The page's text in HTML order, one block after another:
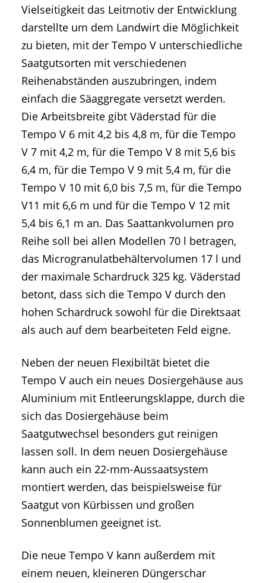
Vielseitigkeit das Leitmotiv der Entwicklung
darstellte um dem Landwirt die Möglichkeit
zu bieten, mit der Tempo V unterschiedliche
Saatgutsorten mit verschiedenen
Reihenabständen auszubringen, indem
einfach die Säaggregate versetzt werden.
Die Arbeitsbreite gibt Väderstad für die
Tempo V 6 mit 4,2 bis 4,8 m, für die Tempo
V 7 mit 4,2 m, für die Tempo V 8 mit 5,6 bis
6,4 m, für die Tempo V 9 mit 5,4 m, für die
Tempo V 10 mit 6,0 bis 7,5 m, für die Tempo
V11 mit 6,6 m und für die Tempo V 12 mit
5,4 bis 6,1 m an. Das Saattankvolumen pro
Reihe soll bei allen Modellen 70 l betragen,
das Microgranulatbehältervolumen 17 l und
der maximale Schardruck 325 kg. Väderstad
betont, dass sich die Tempo V durch den
hohen Schardruck sowohl für die Direktsaat
als auch auf dem bearbeiteten Feld eigne.
Neben der neuen Flexibiltät bietet die
Tempo V auch ein neues Dosiergehäuse aus
Aluminium mit Entleerungsklappe, durch die
sich das Dosiergehäuse beim
Saatgutwechsel besonders gut reinigen
lassen soll. In dem neuen Dosiergehäuse
kann auch ein 22-mm-Aussaatsystem
montiert werden, das beispielsweise für
Saatgut von Kürbissen und großen
Sonnenblumen geeignet ist.
Die neue Tempo V kann außerdem mit
einem neuen, kleineren Düngerschar